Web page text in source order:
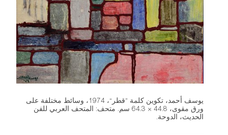
يوسف أحمد، تكوين كلمة ”قطر“، 1974، وسائط مختلفة على
ورق مقوى، 44.8 × 64.3 سم. متحف: المتحف العربي للفن
الحديث، الدوحة.